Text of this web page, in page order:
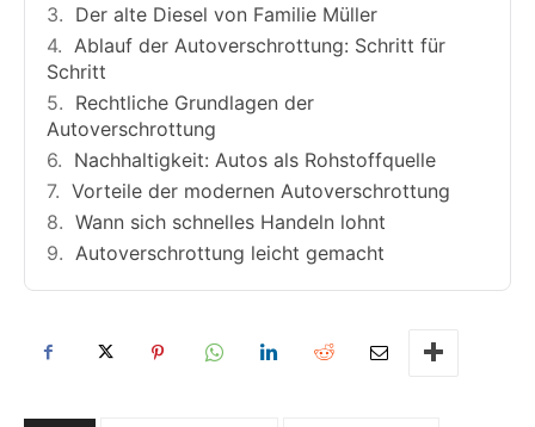
Der alte Diesel von Familie Müller
Ablauf der Autoverschrottung: Schritt für
Schritt
Rechtliche Grundlagen der
Autoverschrottung
Nachhaltigkeit: Autos als Rohstoffquelle
Vorteile der modernen Autoverschrottung
Wann sich schnelles Handeln lohnt
Autoverschrottung leicht gemacht